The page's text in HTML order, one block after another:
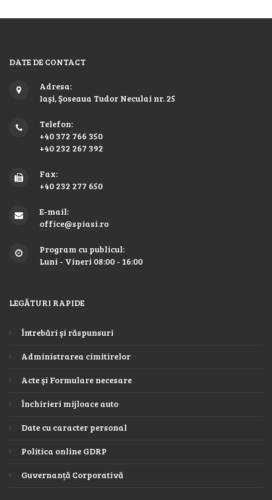
DATE DE CONTACT
Adresa:
Iaşi, Şoseaua Tudor Neculai nr. 25
Telefon:
+40 372 766 350
+40 232 267 392
Fax:
+40 232 277 650
E-mail:
office@spiasi.ro
Program cu publicul:
Luni - Vineri 08:00 - 16:00
LEGĂTURI RAPIDE
Întrebări şi răspunsuri
Administrarea cimitirelor
Acte şi Formulare necesare
Închirieri mijloace auto
Date cu caracter personal
Politica online GDRP
Guvernanță Corporativă